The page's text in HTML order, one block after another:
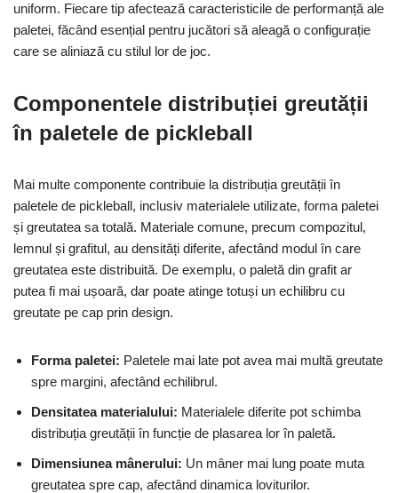
uniform. Fiecare tip afectează caracteristicile de performanță ale
paletei, făcând esențial pentru jucători să aleagă o configurație
care se aliniază cu stilul lor de joc.
Componentele distribuției greutății
în paletele de pickleball
Mai multe componente contribuie la distribuția greutății în
paletele de pickleball, inclusiv materialele utilizate, forma paletei
și greutatea sa totală. Materiale comune, precum compozitul,
lemnul și grafitul, au densități diferite, afectând modul în care
greutatea este distribuită. De exemplu, o paletă din grafit ar
putea fi mai ușoară, dar poate atinge totuși un echilibru cu
greutate pe cap prin design.
Forma paletei: Paletele mai late pot avea mai multă greutate
spre margini, afectând echilibrul.
Densitatea materialului: Materialele diferite pot schimba
distribuția greutății în funcție de plasarea lor în paletă.
Dimensiunea mânerului: Un mâner mai lung poate muta
greutatea spre cap, afectând dinamica loviturilor.